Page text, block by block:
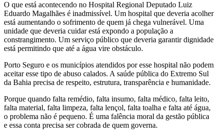
O que está acontecendo no Hospital Regional Deputado Luiz
Eduardo Magalhães é inadmissível. Um hospital que deveria acolher
está aumentando o sofrimento de quem já chega vulnerável. Uma
unidade que deveria cuidar está expondo a população a
constrangimento. Um serviço público que deveria garantir dignidade
está permitindo que até a água vire obstáculo.
Porto Seguro e os municípios atendidos por esse hospital não podem
aceitar esse tipo de abuso calados. A saúde pública do Extremo Sul
da Bahia precisa de respeito, estrutura, transparência e humanidade.
Porque quando falta remédio, falta insumo, falta médico, falta leito,
falta material, falta limpeza, falta lençol, falta toalha e falta até água,
o problema não é pequeno. É uma falência moral da gestão pública
e essa conta precisa ser cobrada de quem governa.